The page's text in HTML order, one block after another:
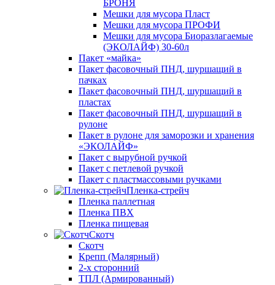
БРОНЯ
Мешки для мусора Пласт
Мешки для мусора ПРОФИ
Мешки для мусора Биоразлагаемые
(ЭКОЛАЙФ) 30-60л
Пакет «майка»
Пакет фасовочный ПНД, шуршащий в
пачках
Пакет фасовочный ПНД, шуршащий в
пластах
Пакет фасовочный ПНД, шуршащий в
рулоне
Пакет в рулоне для заморозки и хранения
«ЭКОЛАЙФ»
Пакет с вырубной ручкой
Пакет с петлевой ручкой
Пакет с пластмассовыми ручками
Пленка-стрейч
Пленка паллетная
Пленка ПВХ
Пленка пищевая
Скотч
Скотч
Крепп (Малярный)
2-х сторонний
ТПЛ (Армированный)